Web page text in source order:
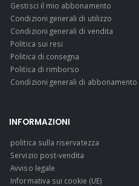
Gestisci il mio abbonamento
Condizioni generali di utilizzo
Condizioni generali di vendita
Politica sui resi
Politica di consegna
Politica di rimborso
Condizioni generali di abbonamento
INFORMAZIONI
politica sulla riservatezza
Servizio post-vendita
Avviso legale
Informativa sui cookie (UE)